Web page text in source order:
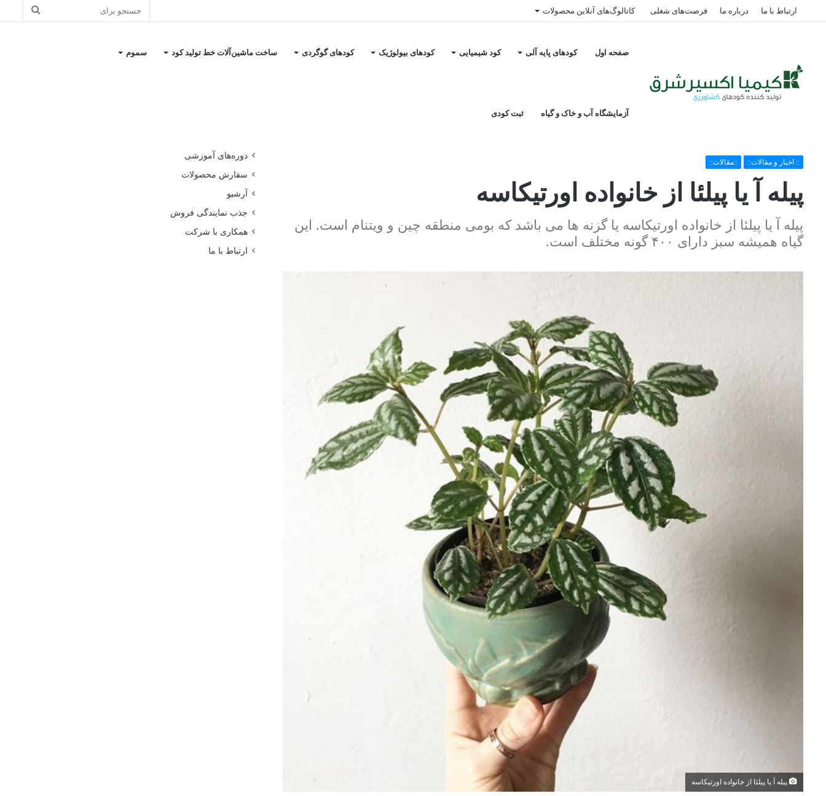
ارتباط با ما درباره ما فرصت‌های شغلی کاتالوگ‌های آنلاین محصولات جستجو
صفحه اول کودهای پایه آلی کود شیمیایی کودهای بیولوژیک کودهای گوگردی ساخت ماشین‌آلات خط تولید کود سموم
آزمایشگاه آب و خاک و گیاه ثبت کودی
:: اخبار و مقالات:: ::مقالات::
پیله آ ‏یا پیلئا از خانواده اورتیکاسه
پیله آ یا پیلئا از خانواده اورتیکاسه یا گزنه ها ‏‎می باشد که بومی منطقه چین و ویتنام است. این
گیاه همیشه سبز دارای ۴۰۰ گونه ‏مختلف است‏.
پیله آ ‏یا پیلئا از خانواده اورتیکاسه
دوره‌های آموزشی
سفارش محصولات
آرشیو
جذب نمایندگی فروش
همکاری با شرکت
ارتباط با ما